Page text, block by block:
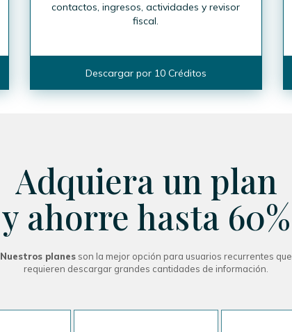
contactos, ingresos, actividades y revisor
fiscal.
Descargar por 10 Créditos
Adquiera un plan
y ahorre hasta 60%
Nuestros planes son la mejor opción para usuarios recurrentes que
requieren descargar grandes cantidades de información.